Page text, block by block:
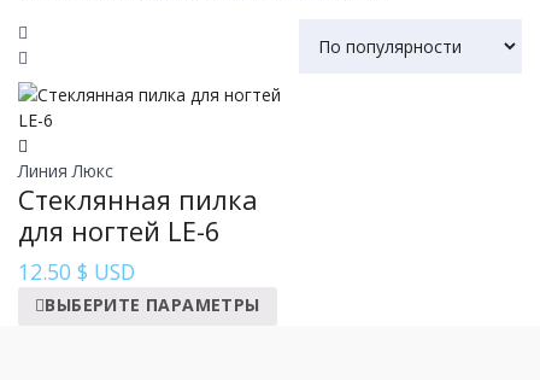
Линия Люкс
Стеклянная пилка
для ногтей LE-6
12.50 $ USD
ВЫБЕРИТЕ ПАРАМЕТРЫ